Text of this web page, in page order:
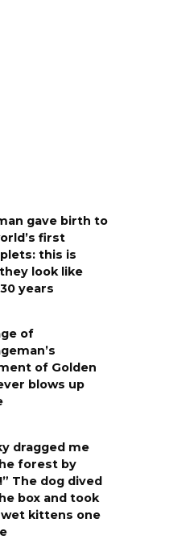
gave birth to
first
this is
look like
years
of
of Golden
blows up
dragged me
forest by
The dog dived
box and took
kittens one